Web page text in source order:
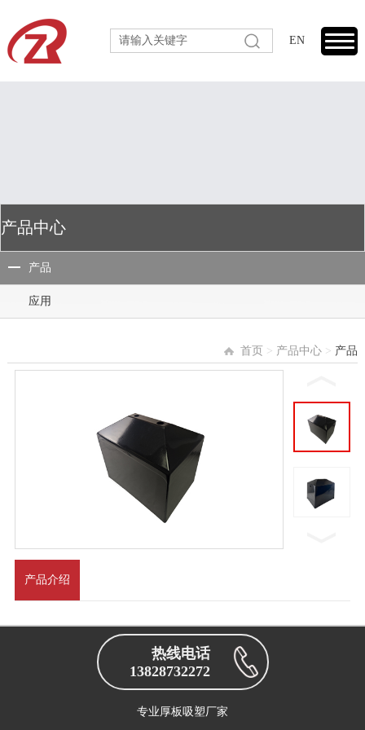
EN
产品中心
产品
应用
首页 > 产品中心 > 产品
产品介绍
热线电话
13828732272
专业厚板吸塑厂家